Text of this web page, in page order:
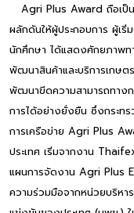
Agri Plus Award ถือเป็น
ผลักดันให้ผู้ประกอบการ ผู้เ
นักศึกษา ได้แสดงศักยภาพท
พัฒนาสินค้าและบริการเกษต
พัฒนาขีดความสามารถทางก
การได้อย่างยั่งยืน ซึ่งกระท
การเครือข่าย Agri Plus
ประเทศ เริ่มจากงาน
แผนการจัดงาน Agri Plus
ความร่วมมือจากหน่วยบริหา